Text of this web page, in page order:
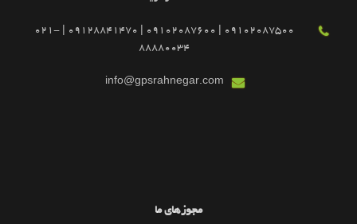
09102087500 | 09102087600 | 09128841470 | 021-
88880034
info@gpsrahnegar.com
مجوزهای ما